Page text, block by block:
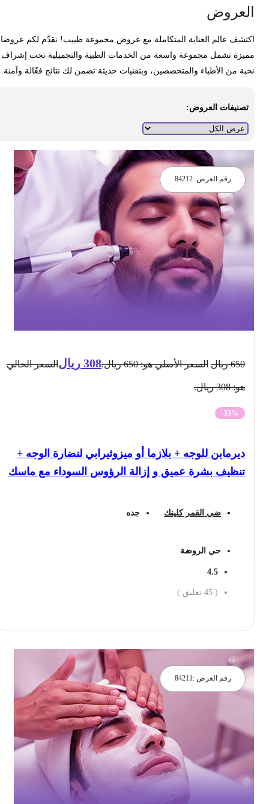
عالم العناية المتكاملة مع عروض مجموعة طبيب! نقدّم لكم عروضا
تشمل مجموعة واسعة من الخدمات الطبية والتجميلية تحت إشراف
من الأطباء والمتخصصين، وبتقنيات حديثة تضمن لك نتائج فعّالة وآمنة.
تصنيفات العروض:
رقم العرض :84212
ريال السعر الأصلي هو: 650 ريال. 308 ريال السعر الحالي
-53%
ديرمابن للوجه + بلازما أو ميزوثيرابي لنضارة الوجه +
تنظيف بشرة عميق و إزالة الرؤوس السوداء مع ماسك
ضي القمر كلينك جده
حي الروضة
4.5
45 تعليق )
رقم العرض :84211